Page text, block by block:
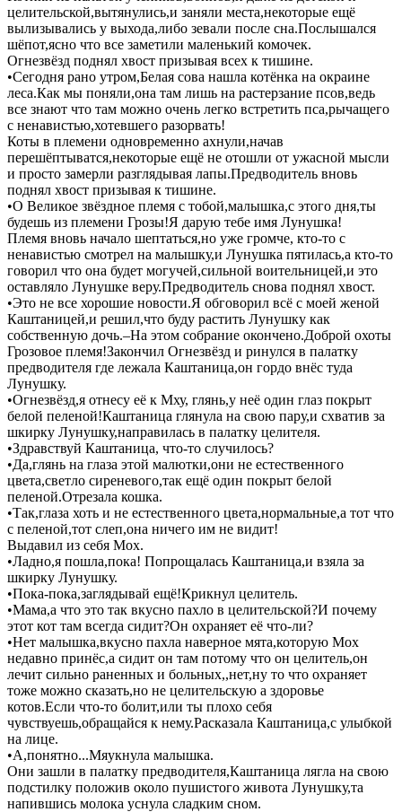
целительской,вытянулись,и заняли места,некоторые ещё
вылизывались у выхода,либо зевали после сна.Послышался
шёпот,ясно что все заметили маленький комочек.
Огнезвёзд поднял хвост призывая всех к тишине.
•Сегодня рано утром,Белая сова нашла котёнка на окраине
леса.Как мы поняли,она там лишь на растерзание псов,ведь
все знают что там можно очень легко встретить пса,рычащего
с ненавистью,хотевшего разорвать!
Коты в племени одновременно ахнули,начав
перешёптыватся,некоторые ещё не отошли от ужасной мысли
и просто замерли разглядывая лапы.Предводитель вновь
поднял хвост призывая к тишине.
•О Великое звёздное племя с тобой,малышка,с этого дня,ты
будешь из племени Грозы!Я дарую тебе имя Лунушка!
Племя вновь начало шептаться,но уже громче, кто-то с
ненавистью смотрел на малышку,и Лунушка пятилась,а кто-то
говорил что она будет могучей,сильной воительницей,и это
оставляло Лунушке веру.Предводитель снова поднял хвост.
•Это не все хорошие новости.Я обговорил всё с моей женой
Каштаницей,и решил,что буду растить Лунушку как
собственную дочь.–На этом собрание окончено.Доброй охоты
Грозовое племя!Закончил Огнезвёзд и ринулся в палатку
предводителя где лежала Каштаница,он гордо внёс туда
Лунушку.
•Огнезвёзд,я отнесу её к Мху, глянь,у неё один глаз покрыт
белой пеленой!Каштаница глянула на свою пару,и схватив за
шкирку Лунушку,направилась в палатку целителя.
•Здравствуй Каштаница, что-то случилось?
•Да,глянь на глаза этой малютки,они не естественного
цвета,светло сиреневого,так ещё один покрыт белой
пеленой.Отрезала кошка.
•Так,глаза хоть и не естественного цвета,нормальные,а тот что
с пеленой,тот слеп,она ничего им не видит!
Выдавил из себя Мох.
•Ладно,я пошла,пока! Попрощалась Каштаница,и взяла за
шкирку Лунушку.
•Пока-пока,заглядывай ещё!Крикнул целитель.
•Мама,а что это так вкусно пахло в целительской?И почему
этот кот там всегда сидит?Он охраняет её что-ли?
•Нет малышка,вкусно пахла наверное мята,которую Мох
недавно принёс,а сидит он там потому что он целитель,он
лечит сильно раненных и больных,,нет,ну то что охраняет
тоже можно сказать,но не целительскую а здоровье
котов.Если что-то болит,или ты плохо себя
чувствуешь,обращайся к нему.Расказала Каштаница,с улыбкой
на лице.
•А,понятно...Мяукнула малышка.
Они зашли в палатку предводителя,Каштаница лягла на свою
подстилку положив около пушистого живота Лунушку,та
напившись молока уснула сладким сном.